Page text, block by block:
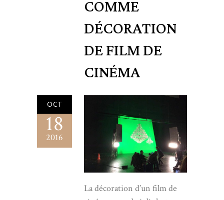
COMME
DÉCORATION
DE FILM DE
CINÉMA
OCT
18
2016
La décoration d’un film de